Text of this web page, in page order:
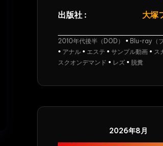
出版社 :
大塚
2010年代後半（DOD） • Blu-ray（
• アナル • エステ • サンプル動画 • ス
スクオンデマンド • レズ • 脱糞
2026年8月